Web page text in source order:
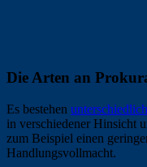
Die Arten an
Es bestehen
in verschiedener Hinsicht
zum Beispiel einen
Handlungsvollmacht.